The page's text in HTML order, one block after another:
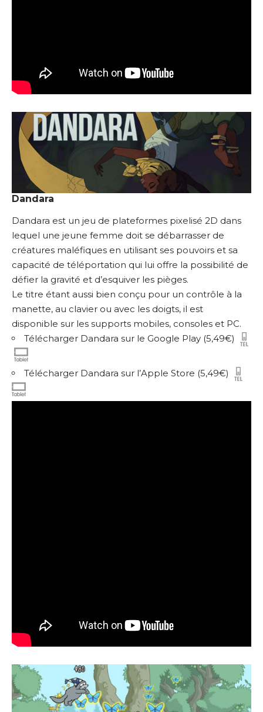
Dandara
Dandara est un jeu de plateformes pixelisé 2D dans
lequel une jeune femme doit se débarrasser de
créatures maléfiques en utilisant ses pouvoirs et sa
capacité de téléportation qui lui offre la possibilité de
défier la gravité et d’esquiver les pièges.
Le titre étant aussi bien conçu pour un contrôle à la
manette, au clavier ou avec les doigts, il est
disponible sur les supports mobiles, consoles et PC.
Télécharger Dandara sur le Google Play (5,49€)
Télécharger Dandara sur l’Apple Store (5,49€)